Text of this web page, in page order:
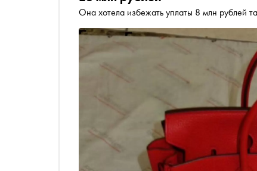
Она хотела избежать уплаты 8 млн рублей